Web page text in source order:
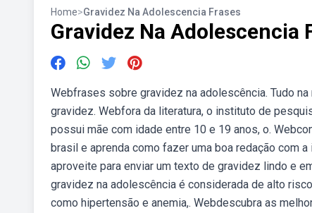
Home>Gravidez Na Adolescencia Frases
Gravidez Na Adolescencia
Webfrases sobre gravidez na adolescência. Tudo
gravidez. Webfora da literatura, o instituto de
possui mãe com idade entre 10 e 19 anos, o.
brasil e aprenda como fazer uma boa redação com
aproveite para enviar um texto de gravidez lindo e
gravidez na adolescência é considerada de alto
como hipertensão e anemia,. Webdescubra as